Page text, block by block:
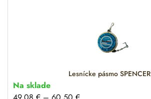
Lesnícke pásmo SPENCER
Na sklade